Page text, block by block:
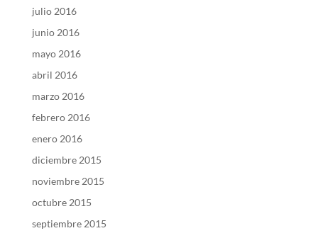
julio 2016
junio 2016
mayo 2016
abril 2016
marzo 2016
febrero 2016
enero 2016
diciembre 2015
noviembre 2015
octubre 2015
septiembre 2015